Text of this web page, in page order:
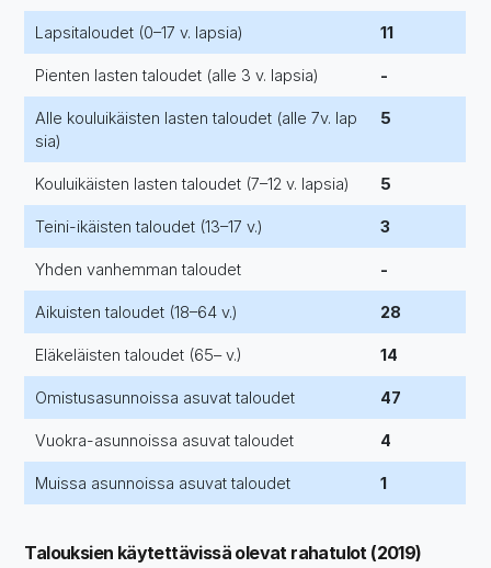
Lapsitaloudet (0–17 v. lapsia) 11
Pienten lasten taloudet (alle 3 v. lapsia) -
Alle kouluikäisten lasten taloudet (alle 7v. lap
sia)
5
Kouluikäisten lasten taloudet (7–12 v. lapsia) 5
Teini-ikäisten taloudet (13–17 v.) 3
Yhden vanhemman taloudet -
Aikuisten taloudet (18–64 v.) 28
Eläkeläisten taloudet (65– v.) 14
Omistusasunnoissa asuvat taloudet 47
Vuokra-asunnoissa asuvat taloudet 4
Muissa asunnoissa asuvat taloudet 1
Talouksien käytettävissä olevat rahatulot (2019)